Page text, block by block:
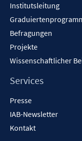
Institutsleitung
Befragungen
Projekte
Wissenschaftlicher
Services
Presse
IAB-Newsletter
Kontakt